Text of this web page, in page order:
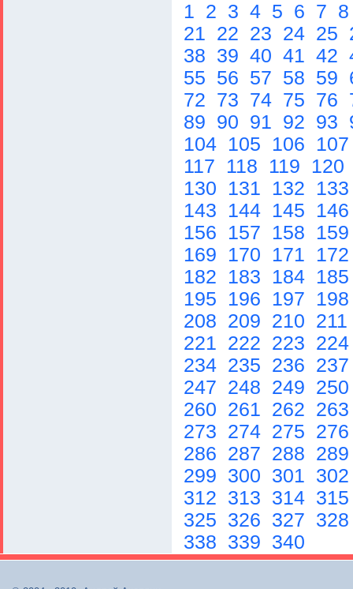
1 2 3 4 5 6 7
21 22 23 24 25
38 39 40 41 42
55 56 57 58 59
72 73 74 75 76
89 90 91 92 93
104 105 106
117
118 119
120
130
131 132
143
144 145
156
157 158
169
170 171
182
183 184
195
196 197
208 209 210 211
221 222 223
234 235 236
247 248 249
260 261 262
273 274 275
286 287 288
299 300 301
312 313 314
325 326 327
338 339 340